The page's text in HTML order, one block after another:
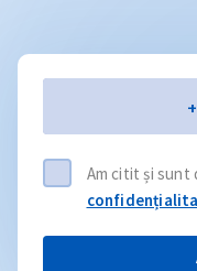
Am citit și sunt